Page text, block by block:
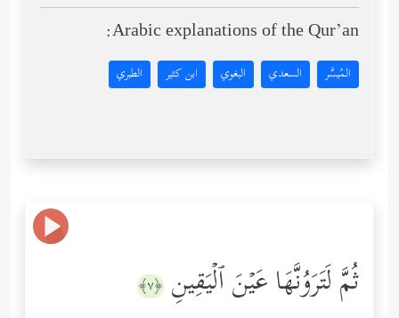
Arabic explanations of the Qur’an:
المُيسَّر السعدي البغوي ابن كثير الطبري
ثُمَّ لَتَرَوُنَّهَا عَیۡنَ ٱلۡیَقِینِ ﴿٧﴾